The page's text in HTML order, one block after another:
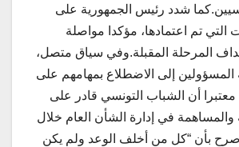
شدد رئيس الجمهورية على
التي تم اعتمادها، مؤكدا مواصلة
المرحلة المقبلة.وفي سياق متصل،
المسؤولين إلى الاضطلاع بمهامهم على
معتبرا أن الشباب التونسي قادر على
في إدارة الشأن العام خلال
بأن “كل من أخلف الوعد ولم يكن